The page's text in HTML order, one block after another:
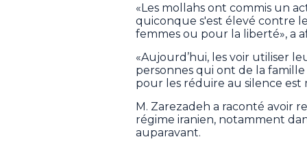
«Les mollahs ont commis un
quiconque s'est élevé contre
femmes ou pour la liberté», a
«Aujourd’hui, les voir utiliser
personnes qui ont de la
pour les réduire au silence est
M. Zarezadeh a raconté avoir
régime iranien, notamment
auparavant.